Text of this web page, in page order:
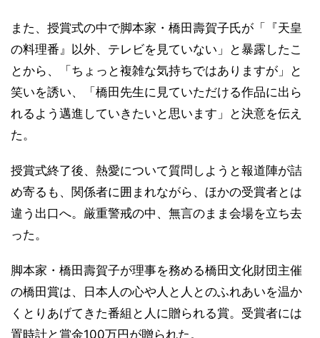
また、授賞式の中で脚本家・橋田壽賀子氏が「『天皇
の料理番』以外、テレビを見ていない」と暴露したこ
とから、「ちょっと複雑な気持ちではありますが」と
笑いを誘い、「橋田先生に見ていただける作品に出ら
れるよう邁進していきたいと思います」と決意を伝え
た。
授賞式終了後、熱愛について質問しようと報道陣が詰
め寄るも、関係者に囲まれながら、ほかの受賞者とは
違う出口へ。厳重警戒の中、無言のまま会場を立ち去
った。
脚本家・橋田壽賀子が理事を務める橋田文化財団主催
の橋田賞は、日本人の心や人と人とのふれあいを温か
くとりあげてきた番組と人に贈られる賞。受賞者には
置時計と賞金100万円が贈られた。